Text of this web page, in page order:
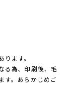
ます。
る為、印刷後、毛
す。あらかじめご